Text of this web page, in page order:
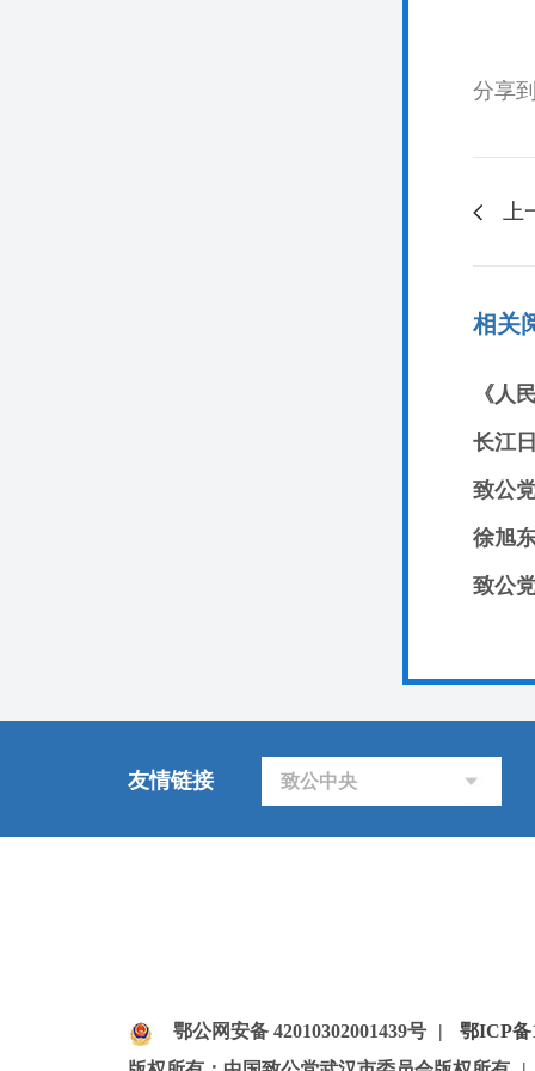
分享
上
相关
《人
长江
致公
徐旭
致公
友情链接 致公中央
鄂公网安备 42010302001439号 |
鄂ICP备